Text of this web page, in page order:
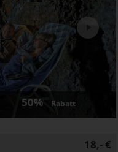
50% Rabatt
Next
18,- €